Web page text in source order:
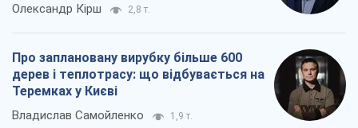
Олександр Кірш 2,8 т.
Про заплановану вирубку більше 600
дерев і теплотрасу: що відбувається на
Теремках у Києві
Владислав Самойленко 1,9 т.